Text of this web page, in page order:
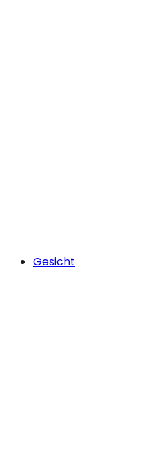
Gesicht